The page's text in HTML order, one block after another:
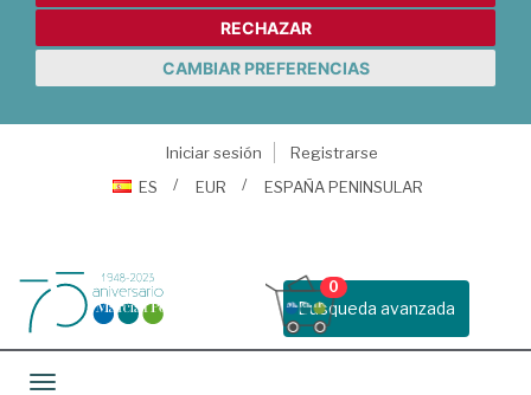
RECHAZAR
CAMBIAR PREFERENCIAS
Iniciar sesión
Registrarse
ES
EUR ESPAÑA PENINSULAR
Busqueda avanzada
0
Toggle navigation